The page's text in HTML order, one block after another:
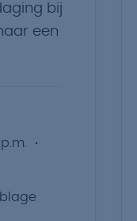
bij
een